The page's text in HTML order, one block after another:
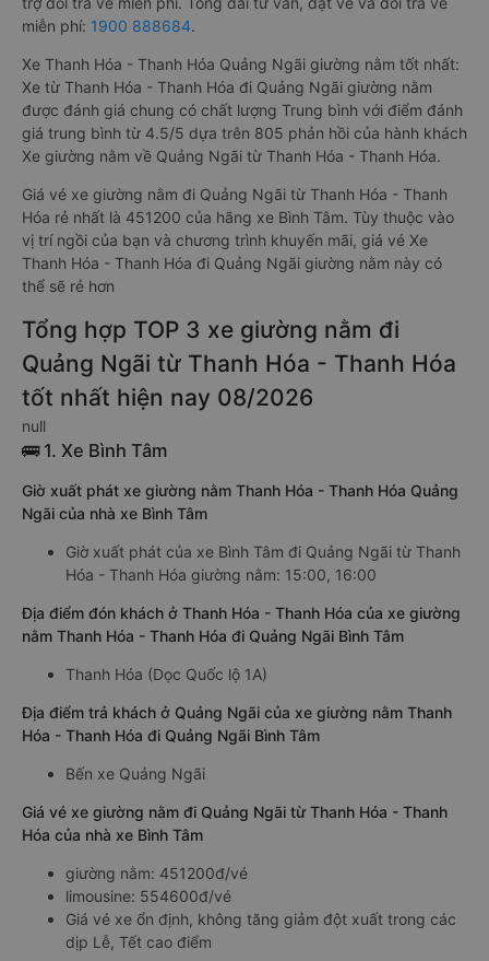
miễn phí: 1900 888684.
Xe Thanh Hóa - Thanh Hóa Quảng Ngãi giường nằm tốt nhất:
Xe từ Thanh Hóa - Thanh Hóa đi Quảng Ngãi giường nằm
được đánh giá chung có chất lượng Trung bình với điểm đánh
giá trung bình từ 4.5/5 dựa trên 805 phản hồi của hành khách
Xe giường nằm về Quảng Ngãi từ Thanh Hóa - Thanh Hóa.
Giá vé xe giường nằm đi Quảng Ngãi từ Thanh Hóa - Thanh
Hóa rẻ nhất là 451200 của hãng xe Bình Tâm. Tùy thuộc vào
vị trí ngồi của bạn và chương trình khuyến mãi, giá vé Xe
Thanh Hóa - Thanh Hóa đi Quảng Ngãi giường nằm này có
thể sẽ rẻ hơn
Tổng hợp TOP 3 xe giường nằm đi
Quảng Ngãi từ Thanh Hóa - Thanh Hóa
tốt nhất hiện nay 08/2026
null
🚌 1. Xe Bình Tâm
Giờ xuất phát xe giường nằm Thanh Hóa - Thanh Hóa Quảng
Ngãi của nhà xe Bình Tâm
Giờ xuất phát của xe Bình Tâm đi Quảng Ngãi từ Thanh
Hóa - Thanh Hóa giường nằm: 15:00, 16:00
Địa điểm đón khách ở Thanh Hóa - Thanh Hóa của xe giường
nằm Thanh Hóa - Thanh Hóa đi Quảng Ngãi Bình Tâm
Thanh Hóa (Dọc Quốc lộ 1A)
Địa điểm trả khách ở Quảng Ngãi của xe giường nằm Thanh
Hóa - Thanh Hóa đi Quảng Ngãi Bình Tâm
Bến xe Quảng Ngãi
Giá vé xe giường nằm đi Quảng Ngãi từ Thanh Hóa - Thanh
Hóa của nhà xe Bình Tâm
giường nằm: 451200đ/vé
limousine: 554600đ/vé
Giá vé xe ổn định, không tăng giảm đột xuất trong các
dịp Lễ, Tết cao điểm